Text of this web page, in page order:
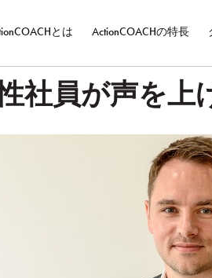
とは ActionCOACHの特長
社員が声を上